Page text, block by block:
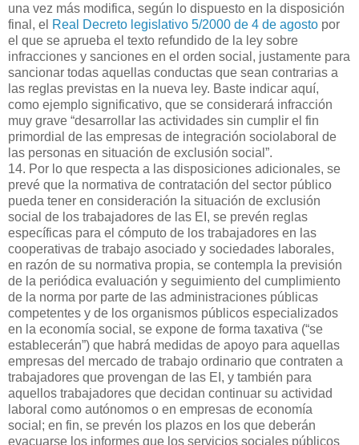
una vez más modifica, según lo dispuesto en la disposición
final, el Real Decreto legislativo 5/2000 de 4 de agosto por
el que se aprueba el texto refundido de la ley sobre
infracciones y sanciones en el orden social, justamente para
sancionar todas aquellas conductas que sean contrarias a
las reglas previstas en la nueva ley. Baste indicar aquí,
como ejemplo significativo, que se considerará infracción
muy grave “desarrollar las actividades sin cumplir el fin
primordial de las empresas de integración sociolaboral de
las personas en situación de exclusión social”.
14. Por lo que respecta a las disposiciones adicionales, se
prevé que la normativa de contratación del sector público
pueda tener en consideración la situación de exclusión
social de los trabajadores de las EI, se prevén reglas
específicas para el cómputo de los trabajadores en las
cooperativas de trabajo asociado y sociedades laborales,
en razón de su normativa propia, se contempla la previsión
de la periódica evaluación y seguimiento del cumplimiento
de la norma por parte de las administraciones públicas
competentes y de los organismos públicos especializados
en la economía social, se expone de forma taxativa (“se
establecerán”) que habrá medidas de apoyo para aquellas
empresas del mercado de trabajo ordinario que contraten a
trabajadores que provengan de las EI, y también para
aquellos trabajadores que decidan continuar su actividad
laboral como autónomos o en empresas de economía
social; en fin, se prevén los plazos en los que deberán
evacuarse los informes que los servicios sociales públicos